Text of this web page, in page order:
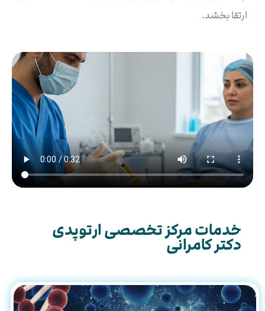
ارتقا بخشد.
خدمات مرکز تخصصی ارتوپدی
دکتر کامرانی